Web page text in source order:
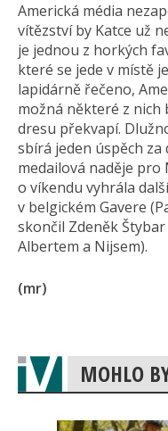
Americká média
vítězství by Katce už
je jednou z horkých
které se jede v místě
lapidárně řečeno,
možná některé z
dresu překvapí.
sbírá jeden úspěch
medailová naděje pro
o víkendu vyhrála
v belgickém Gavere
skončil Zdeněk
Albertem a Nijsem).
(mr)
MOHLO